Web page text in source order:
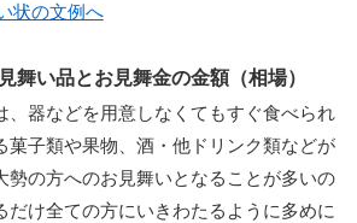
状の文例へ
舞い品とお見舞金の金額（相場）
、器などを用意しなくてもすぐ食べられ
菓子類や果物、酒・他ドリンク類などが
勢の方へのお見舞いとなることが多いの
だけ全ての方にいきわたるように多めに